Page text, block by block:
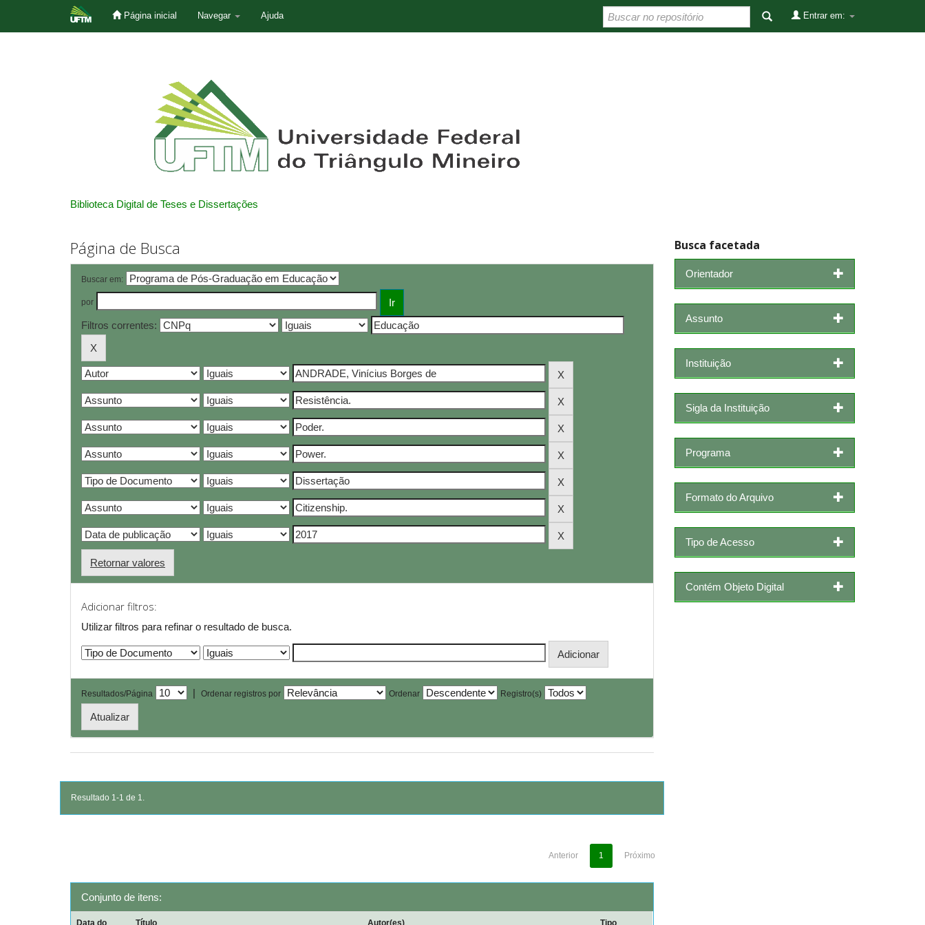
Página inicial Navegar Ajuda Entrar em:
Biblioteca Digital de Teses e Dissertações
Página de Busca
Buscar em:
por
Filtros correntes:
Retornar valores
Adicionar filtros:
Utilizar filtros para refinar o resultado de busca.
Resultados/Página | Ordenar registros por Ordenar Registro(s)
Resultado 1-1 de 1.
Anterior 1 Próximo
Conjunto de itens:
Data do Título Autor(es) Tipo
Busca facetada
Orientador
Assunto
Instituição
Sigla da Instituição
Programa
Formato do Arquivo
Tipo de Acesso
Contém Objeto Digital